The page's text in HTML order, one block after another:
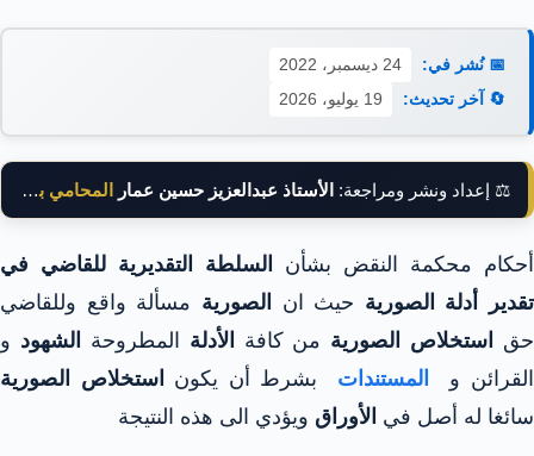
📅 نُشر في:
24 ديسمبر، 2022
🔄 آخر تحديث:
19 يوليو، 2026
⚖️ إعداد ونشر ومراجعة: الأستاذ عبدالعزيز حسين عمار المحامي بالنقض
أحكام محكمة النقض بشأن
السلطة التقديرية للقاضي في
تقدير أدلة الصورية حيث ان الصورية مسألة واقع وللقاضي
حق
استخلاص الصورية من كافة الأدلة المطروحة الشهود و
القرائن و
المستندات بشرط أن يكون
استخلاص الصورية
سائغا له أصل في الأوراق ويؤدي الى هذه النتيجة